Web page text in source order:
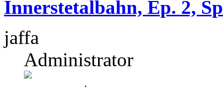
Innerstetalbahn, Ep. 2,
jaffa
Administrator